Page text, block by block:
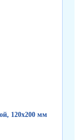
120х200 мм